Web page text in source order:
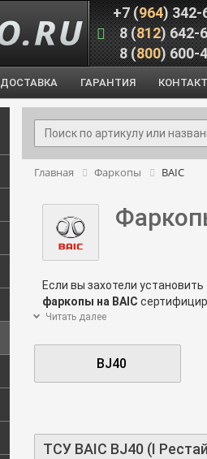
+7 (964) 342-
8 (812) 642-
8 (800) 600-
ДОСТАВКА ГАРАНТИЯ
Главная Фаркопы BAIC
Если вы захотели установить
фаркопы на BAIC
При выборе фаркопа не
для вас время. Отправляем
Читать далее
BJ40
ТСУ BAIC BJ40 (I